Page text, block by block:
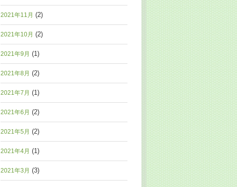
2021年11月 (2)
2021年10月 (2)
2021年9月 (1)
2021年8月 (2)
2021年7月 (1)
2021年6月 (2)
2021年5月 (2)
2021年4月 (1)
2021年3月 (3)